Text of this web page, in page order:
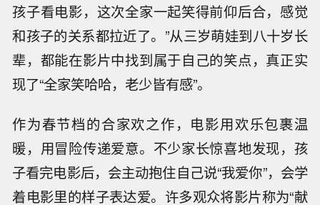
孩子看电影，这次全家一起笑得前仰后合，感觉
和孩子的关系都拉近了。”从三岁萌娃到八十岁长
辈，都能在影片中找到属于自己的笑点，真正实
现了“全家笑哈哈，老少皆有感”。
作为春节档的合家欢之作，电影用欢乐包裹温
暖，用冒险传递爱意。不少家长惊喜地发现，孩
子看完电影后，会主动抱住自己说“我爱你”，会学
着电影里的样子表达爱。许多观众将影片称为“献